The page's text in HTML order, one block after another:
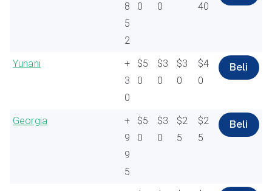
8
5
2
0
0
40
Yunani
+
3
0
$5
0
$3
0
$3
0
$4
0
Beli
Georgia
+
9
9
5
$5
0
$3
0
$2
5
$2
5
Beli